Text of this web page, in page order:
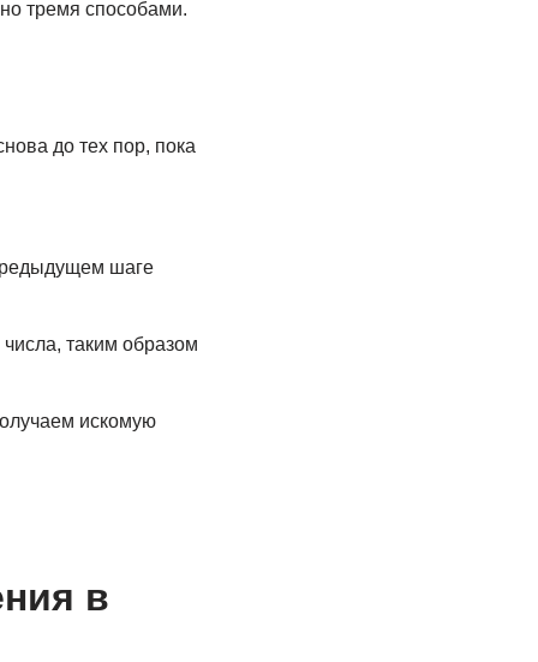
тремя способами.
до тех пор, пока
шаге
таким образом
искомую
в